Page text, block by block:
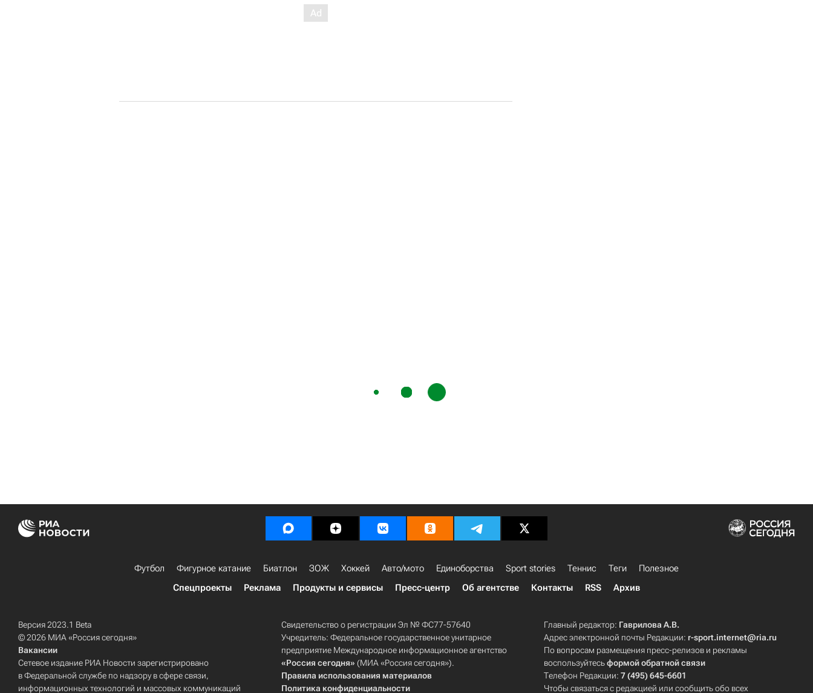
Футбол Фигурное катание Биатлон ЗОЖ Хоккей Авто/мото Единоборства Sport stories Теннис Теги
Полезное
Спецпроекты
Реклама Продукты и сервисы Пресс-центр Об агентстве Контакты RSS Архив
Версия 2023.1 Beta
© 2026 МИА «Россия сегодня»
Вакансии
Сетевое издание РИА Новости зарегистрировано
в Федеральной службе по надзору в сфере связи,
информационных технологий и массовых коммуникаций
Свидетельство о регистрации Эл № ФС77-57640
Учредитель: Федеральное государственное унитарное
предприятие Международное информационное агентство
«Россия сегодня» (МИА «Россия сегодня»).
Правила использования материалов
Политика конфиденциальности
Главный редактор: Гаврилова А.В.
Адрес электронной почты Редакции: r-sport.internet@ria.ru
По вопросам размещения пресс-релизов и рекламы
воспользуйтесьформой обратной связи
Телефон Редакции:7 (495) 645-6601
Чтобы связаться с редакцией или сообщить обо всех